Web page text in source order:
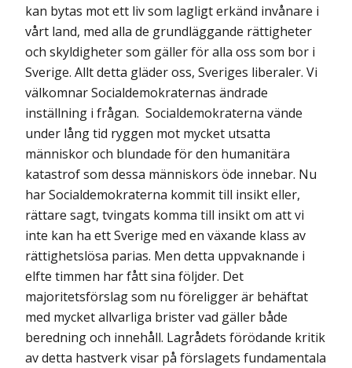
kan bytas mot ett liv som lagligt erkänd invånare i
vårt land, med alla de grundläggande rättigheter
och skyldigheter som gäller för alla oss som bor i
Sverige. Allt detta gläder oss, Sveriges liberaler. Vi
välkomnar Socialdemokraternas ändrade
inställning i frågan. Socialdemokraterna vände
under lång tid ryggen mot mycket utsatta
människor och blundade för den humanitära
katastrof som dessa människors öde innebar. Nu
har Socialdemokraterna kommit till insikt eller,
rättare sagt, tvingats komma till insikt om att vi
inte kan ha ett Sverige med en växande klass av
rättighetslösa parias. Men detta uppvaknande i
elfte timmen har fått sina följder. Det
majoritetsförslag som nu föreligger är behäftat
med mycket allvarliga brister vad gäller både
beredning och innehåll. Lagrådets förödande kritik
av detta hastverk visar på förslagets fundamentala